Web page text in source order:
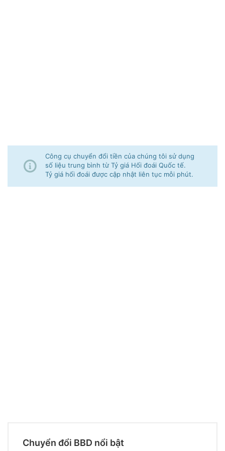
Công cụ chuyển đổi tiền của chúng tôi sử dụng
số liệu trung bình từ Tỷ giá Hối đoái Quốc tế.
Tỷ giá hối đoái được cập nhật liên tục mỗi phút.
Chuyển đổi BBD nổi bật